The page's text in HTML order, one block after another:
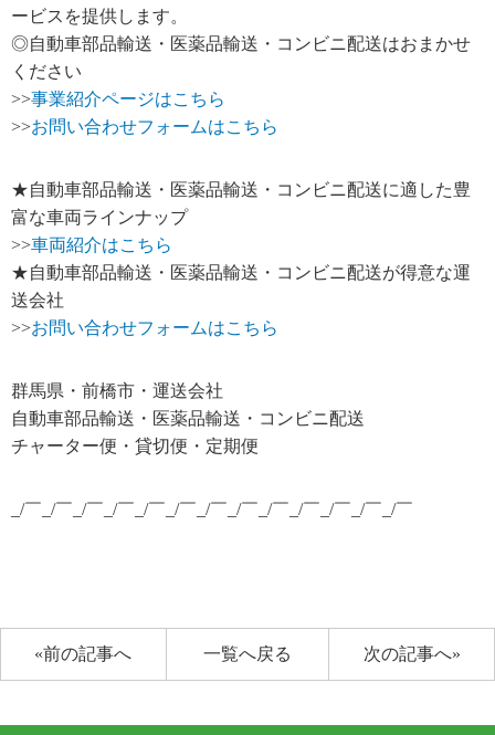
ービスを提供します。
◎自動車部品輸送・医薬品輸送・コンビニ配送はおまかせ
ください
>>事業紹介ページはこちら
>>お問い合わせフォームはこちら
★自動車部品輸送・医薬品輸送・コンビニ配送に適した豊
富な車両ラインナップ
>>車両紹介はこちら
★自動車部品輸送・医薬品輸送・コンビニ配送が得意な運
送会社
>>お問い合わせフォームはこちら
群馬県・前橋市・運送会社
自動車部品輸送・医薬品輸送・コンビニ配送
チャーター便・貸切便・定期便
_/￣_/￣_/￣_/￣_/￣_/￣_/￣_/￣_/￣_/￣_/￣_/￣_/￣
«前の記事へ 次の記事へ»
一覧へ戻る